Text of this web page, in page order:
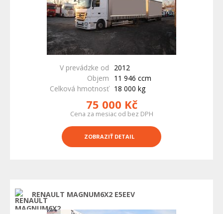
V prevádzke od
2012
Objem
11 946 ccm
Celková hmotnosť 18 000 kg
75 000 Kč
Cena za mesiac od bez DPH
ZOBRAZIŤ DETAIL
RENAULT MAGNUM6X2 E5EEV